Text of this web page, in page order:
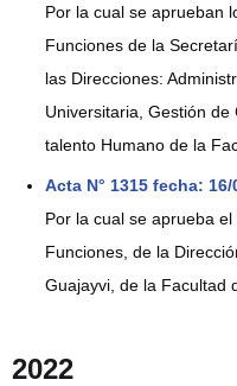
Por la cual se aprueban
Funciones de la
las Direcciones:
Universitaria, Gestión
talento Humano de la
Acta N° 1315 fecha:
Por la cual se aprueba
Funciones, de la
Guajayvi, de la Facultad
2022